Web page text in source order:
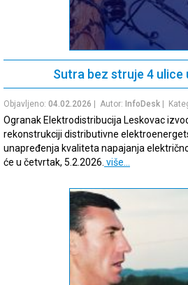
Sutra bez struje 4 ulice
Objavljeno: 04.02.2026 | Autor: InfoDesk |
Ogranak Elektrodistribucija Leskovac
rekonstrukciji distributivne
unapređenja kvaliteta napajanja
će u četvrtak, 5.2.2026. više…